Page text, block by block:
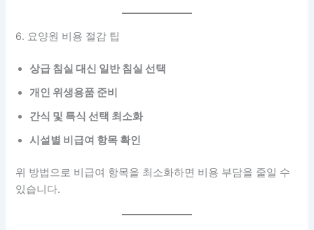
6. 요양원 비용 절감 팁
상급 침실 대신 일반 침실 선택
개인 위생용품 준비
간식 및 특식 선택 최소화
시설별 비급여 항목 확인
위 방법으로 비급여 항목을 최소화하면 비용 부담을 줄일 수
있습니다.